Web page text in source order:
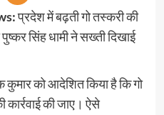
प्रदेश में बढ़ती गो तस्करी की
सिंह धामी ने सख्ती दिखाई
को आदेशित किया है कि गो
की जाए। ऐसे